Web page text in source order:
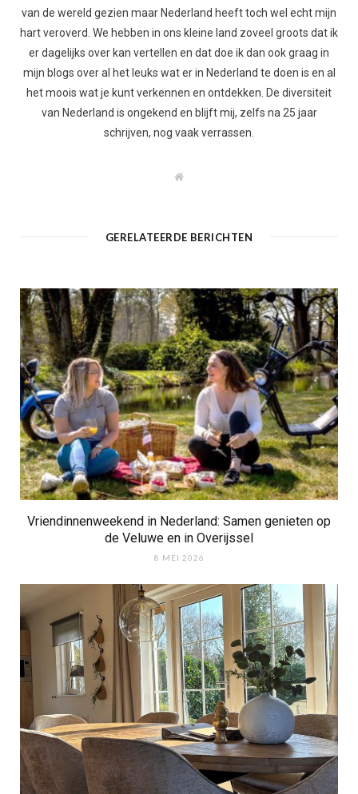
van de wereld gezien maar Nederland heeft toch wel echt mijn
hart veroverd. We hebben in ons kleine land zoveel groots dat ik
er dagelijks over kan vertellen en dat doe ik dan ook graag in
mijn blogs over al het leuks wat er in Nederland te doen is en al
het moois wat je kunt verkennen en ontdekken. De diversiteit
van Nederland is ongekend en blijft mij, zelfs na 25 jaar
schrijven, nog vaak verrassen.
W
e
GERELATEERDE BERICHTEN
Vriendinnenweekend in Nederland: Samen genieten op
de Veluwe en in Overijssel
8 MEI 2026